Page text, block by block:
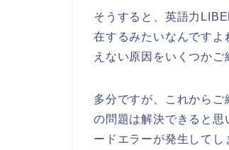
そうすると、英語力
在するみたいなんです
えない原因をいくつかご
多分ですが、これから
の問題は解決できると
ードエラーが発生してし